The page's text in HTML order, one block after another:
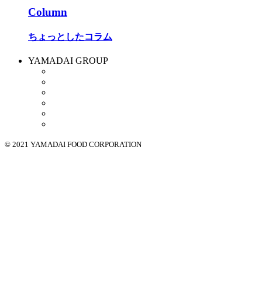
Column
ちょっとしたコラム
YAMADAI GROUP
© 2021 YAMADAI FOOD CORPORATION